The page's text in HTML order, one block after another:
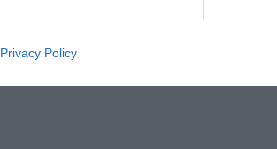
Privacy Policy